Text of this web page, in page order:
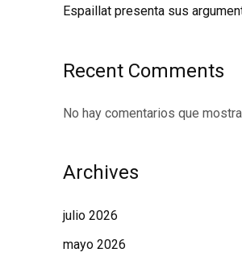
Espaillat presenta sus
Recent Comments
No hay comentarios que
Archives
julio 2026
mayo 2026